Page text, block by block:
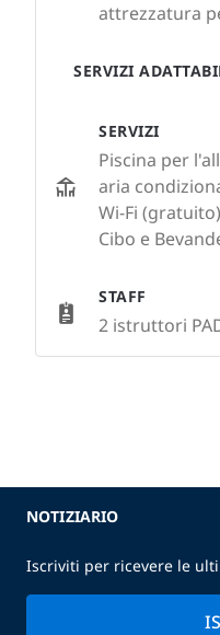
attrezzatura
SERVIZI
SERVIZI
Piscina per
aria
Wi-Fi
Cibo e
STAFF
2 istruttori
NOTIZIARIO
Iscriviti per ricevere le